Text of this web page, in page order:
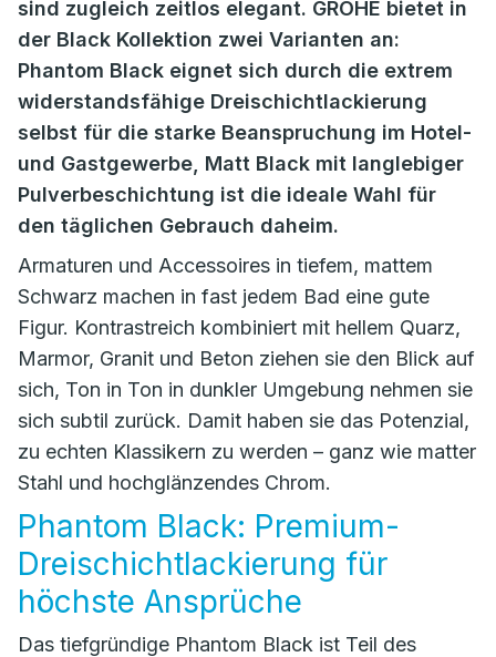
sind zugleich zeitlos elegant. GROHE bietet in
der Black Kollektion zwei Varianten an:
Phantom Black eignet sich durch die extrem
widerstandsfähige Dreischichtlackierung
selbst für die starke Beanspruchung im Hotel-
und Gastgewerbe, Matt Black mit langlebiger
Pulverbeschichtung ist die ideale Wahl für
den täglichen Gebrauch daheim.
Armaturen und Accessoires in tiefem, mattem
Schwarz machen in fast jedem Bad eine gute
Figur. Kontrastreich kombiniert mit hellem Quarz,
Marmor, Granit und Beton ziehen sie den Blick auf
sich, Ton in Ton in dunkler Umgebung nehmen sie
sich subtil zurück. Damit haben sie das Potenzial,
zu echten Klassikern zu werden – ganz wie matter
Stahl und hochglänzendes Chrom.
Phantom Black: Premium-
Dreischichtlackierung für
höchste Ansprüche
Das tiefgründige Phantom Black ist Teil des